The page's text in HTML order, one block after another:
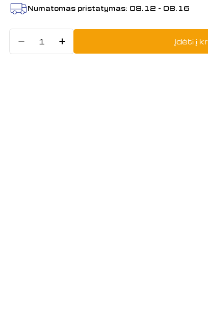
klausimą
Numatomas pristatymas: 08.12 - 08.16
Sumažinti kiekį: PUMP
Padidinti PUMP
Įdėti į